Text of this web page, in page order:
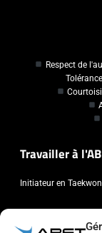
Respect de
Travailler à
Initiateur en